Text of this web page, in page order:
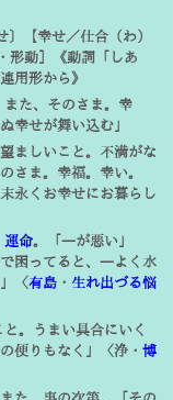
〕【幸せ／仕合（わ）
形動］
《動詞「しあ
用形から》
また、そのさま。幸
幸せが舞い込む」
ましいこと。不満がな
さま。幸福。幸い。
永くお幸せにお暮らし
運命。「―が悪い」
で困ってると、―よく水
〈有島 ・ 生れ出づる悩
。うまい具合にいく
便りもなく」〈浄・ 博